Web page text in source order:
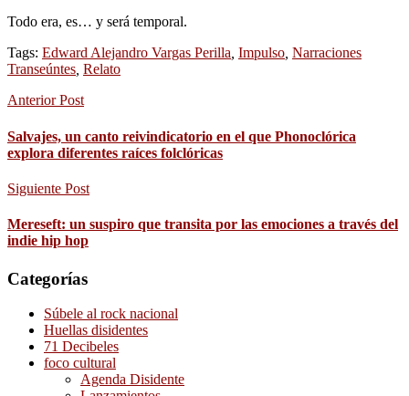
Todo era, es… y será temporal.
Tags: Edward Alejandro Vargas Perilla, Impulso, Narraciones
Transeúntes, Relato
Anterior Post
Salvajes, un canto reivindicatorio en el que Phonoclórica
explora diferentes raíces folclóricas
Siguiente Post
Mereseft: un suspiro que transita por las emociones a través del
indie hip hop
Categorías
Súbele al rock nacional
Huellas disidentes
71 Decibeles
foco cultural
Agenda Disidente